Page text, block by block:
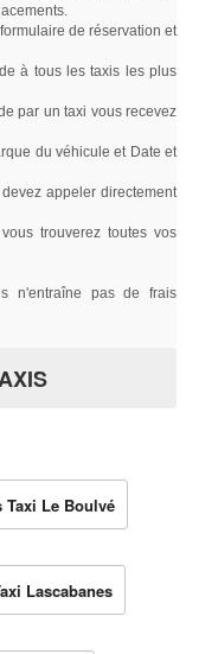
de réservation et
à tous les taxis les plus
par un taxi vous recevez
du véhicule et Date et
appeler directement
trouverez toutes vos
pas de frais
Taxi Le Boulvé
Lascabanes